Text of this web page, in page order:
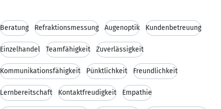
Beratung Refraktionsmessung Augenoptik Kundenbetreuung
Einzelhandel Teamfähigkeit Zuverlässigkeit
Kommunikationsfähigkeit Pünktlichkeit Freundlichkeit
Lernbereitschaft Kontaktfreudigkeit Empathie